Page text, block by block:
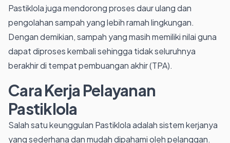
Pastiklola juga mendorong proses daur ulang dan
pengolahan sampah yang lebih ramah lingkungan.
Dengan demikian, sampah yang masih memiliki nilai guna
dapat diproses kembali sehingga tidak seluruhnya
berakhir di tempat pembuangan akhir (TPA).
Cara Kerja Pelayanan
Pastiklola
Salah satu keunggulan Pastiklola adalah sistem kerjanya
yang sederhana dan mudah dipahami oleh pelanggan.